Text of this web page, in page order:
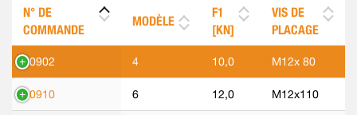
N° DE
COMMANDE
MODÈLE
F1
[KN]
VIS DE
PLACAGE
90902 4 10,0 M12x 80
90910 6 12,0 M12x110